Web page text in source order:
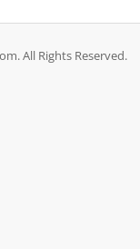
All Rights Reserved.